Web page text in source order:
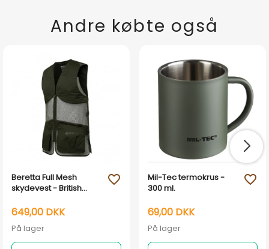
Andre købte også
Beretta Full Mesh
skydevest - British
649,00 DKK
På lager
favorite_outline
Mil-Tec termokrus -
300 ml.
69,00 DKK
På lager
favorite_outline